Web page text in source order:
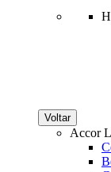
Voltar
Accor